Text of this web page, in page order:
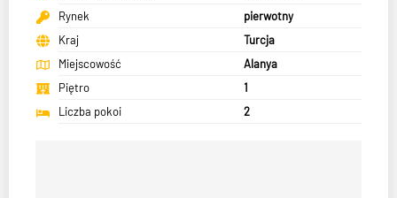
Rynek
pierwotny
Kraj
Turcja
Miejscowość
Alanya
Piętro
1
Liczba pokoi
2